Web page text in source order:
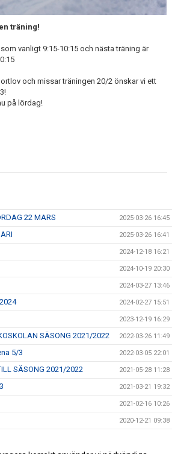
träning!
vanligt 9:15-10:15 och nästa träning är
och missar träningen 20/2 önskar vi ett
på lördag!
22 MARS 2025-03-26 16:45
2025-03-26 16:41
2024-12-18 16:21
2024-10-19 20:30
2024-03-27 13:46
2024-02-27 15:51
2023-12-19 16:29
SÄSONG 2021/2022 2022-03-26 11:49
5/3 2022-03-05 22:01
SÄSONG 2021/2022 2021-05-28 11:28
2021-03-21 19:32
2021-02-16 10:26
2020-12-21 09:38